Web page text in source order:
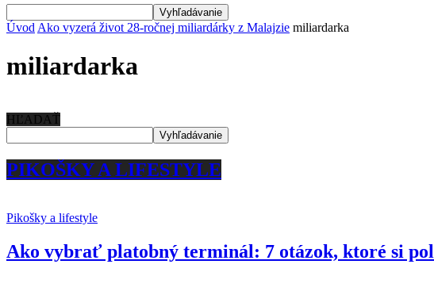
Úvod Ako vyzerá život 28-ročnej miliardárky z Malajzie miliardarka
miliardarka
HĽADAŤ
PIKOŠKY A LIFESTYLE
Pikošky a lifestyle
Ako vybrať platobný terminál: 7 otázok, ktoré si